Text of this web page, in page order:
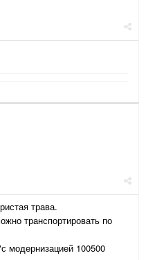
трава.
транспортировать по
модернизацией 100500